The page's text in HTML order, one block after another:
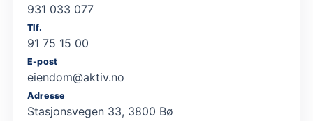
931 033 077
Tlf.
91 75 15 00
E-post
eiendom@aktiv.no
Adresse
Stasjonsvegen 33, 3800 Bø